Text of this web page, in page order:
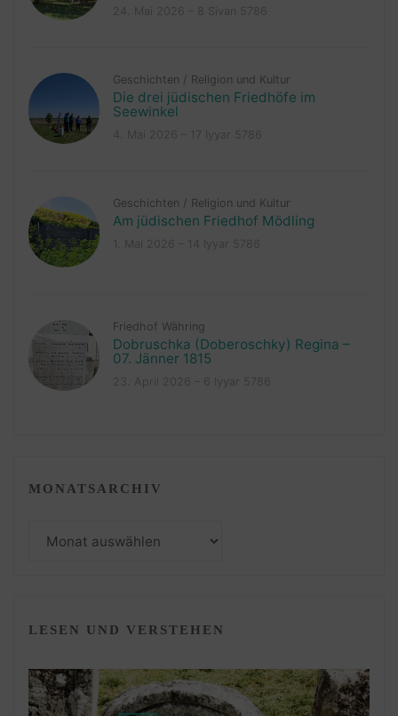
Geschichten / Religion und Kultur
Die drei jüdischen Friedhöfe im
Seewinkel
Geschichten / Religion und Kultur
Am jüdischen Friedhof Mödling
Friedhof Währing
Dobruschka (Doberoschky) Regina –
07. Jänner 1815
MONATSARCHIV
LESEN UND VERSTEHEN